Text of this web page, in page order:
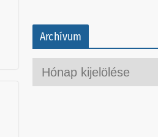
Archívum
r